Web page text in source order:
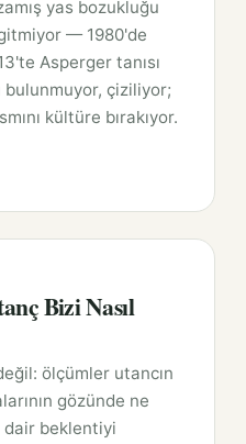
yas bozukluğu
— 1980'de
Asperger tanısı
bulunmuyor, çiziliyor;
kültüre bırakıyor.
Bizi Nasıl
ölçümler utancın
gözünde ne
dair beklentiyi